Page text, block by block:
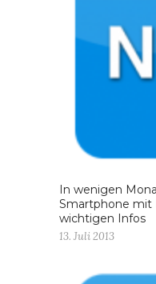
In wenigen
Smartphone mit
wichtigen Infos
13. Juli 2013